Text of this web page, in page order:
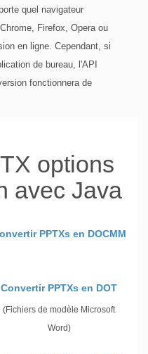
quel navigateur
Firefox, Opera ou
en ligne. Cependant, si
de bureau, l'API
fonctionnera de
options
avec Java
PPTXs en DOCMM
Convertir PPTXs en DOT
(Fichiers de modèle Microsoft
Word)